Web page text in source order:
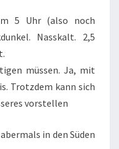
5 Uhr (also noch
Nasskalt. 2,5
müssen. Ja, mit
Trotzdem kann sich
vorstellen
in den Süden